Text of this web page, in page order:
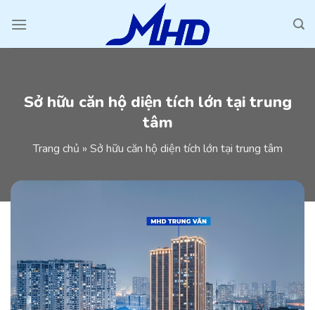
Sở hữu căn hộ diện tích lớn tại trung
tâm
Trang chủ » Sở hữu căn hộ diện tích lớn tại trung tâm